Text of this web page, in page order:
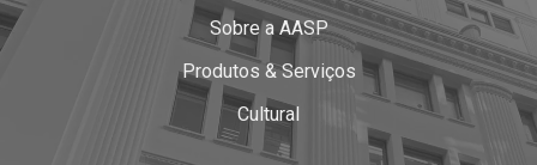
Sobre a AASP
Produtos & Serviços
Cultural